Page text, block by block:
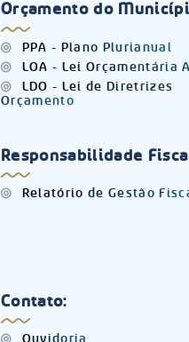
Orçamento do
PPA - Plano Plurianual
LOA - Lei Orçamentária
LDO - Lei de Diretrizes
Orçamento
Responsabilidade
Relatório de Gestão
Contato: